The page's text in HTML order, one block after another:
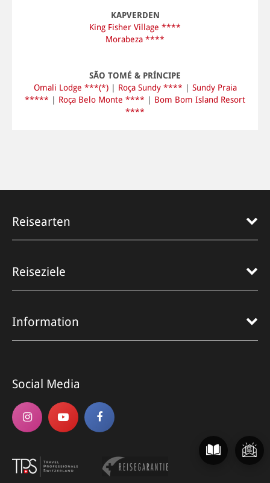
KAPVERDEN
King Fisher Village ****
Morabeza ****
SÃO TOMÉ & PRÍNCIPE
Omali Lodge ***(*) | Roça Sundy **** | Sundy Praia
***** | Roça Belo Monte **** | Bom Bom Island Resort
****
Reisearten
Reiseziele
Information
Social Media